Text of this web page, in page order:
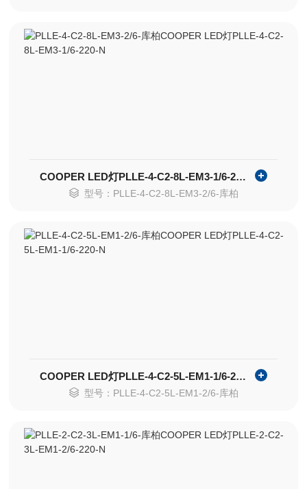
COOPER LED灯PLLE-4-C2-8L-EM3-1/6-220-N
型号：PLLE-4-C2-8L-EM3-2/6-库柏
COOPER LED灯PLLE-4-C2-5L-EM1-1/6-220-N
型号：PLLE-4-C2-5L-EM1-2/6-库柏